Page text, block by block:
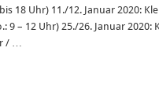
18 Uhr) 11./12. Januar 2020:
9 – 12 Uhr) 25./26. Januar
/ …